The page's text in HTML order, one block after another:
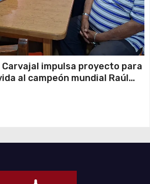
impulsa proyecto para
al campeón mundial Raúl